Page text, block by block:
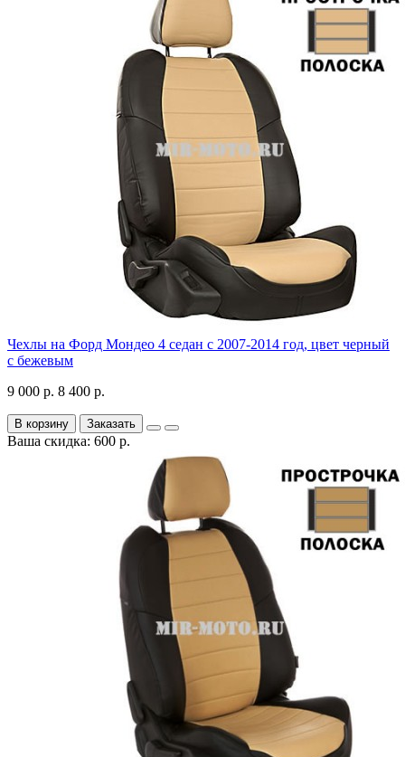
Чехлы на Форд Мондео 4 седан с 2007-2014 год, цвет черный
с бежевым
9 000 р. 8 400 р.
В корзину Заказать
Ваша скидка: 600 р.